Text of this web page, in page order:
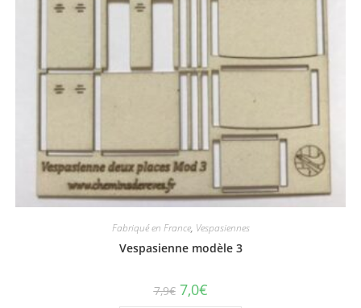
Fabriqué en France, Vespasiennes
Vespasienne modèle 3
7,9€ 7,0€